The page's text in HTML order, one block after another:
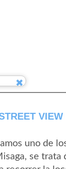
uno de
se trata